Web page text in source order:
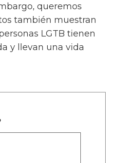
queremos
también muestran
LGTB tienen
y llevan una vida